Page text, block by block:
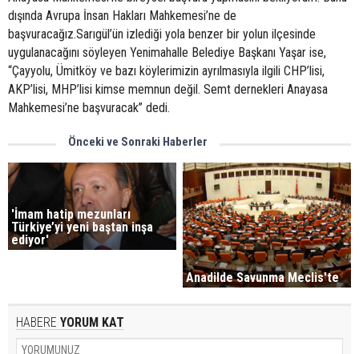
dışında Avrupa İnsan Hakları Mahkemesi’ne de
başvuracağız.Sarıgül’ün izlediği yola benzer bir yolun ilçesinde
uygulanacağını söyleyen Yenimahalle Belediye Başkanı Yaşar ise,
“Çayyolu, Ümitköy ve bazı köylerimizin ayrılmasıyla ilgili CHP’lisi,
AKP’lisi, MHP’lisi kimse memnun değil. Semt dernekleri Anayasa
Mahkemesi’ne başvuracak” dedi.
Önceki ve Sonraki Haberler
'İmam hatip mezunları
Türkiye’yi yeni baştan inşa
ediyor'
Anadilde Savunma Meclis'te
HABERE YORUM KAT